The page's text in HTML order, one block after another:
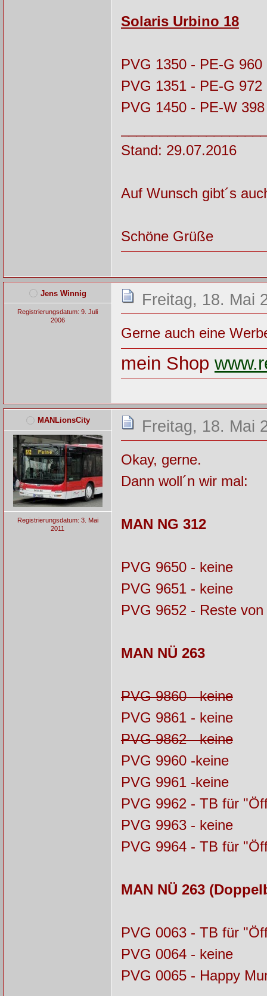
Solaris Urbino 18
PVG 1350 - PE-G 960
PVG 1351 - PE-G 972
PVG 1450 - PE-W 398
Stand: 29.07.2016
Auf Wunsch gibt´s
Schöne Grüße
Jens Winnig
Registrierungsdatum: 9. Juli
2006
Freitag, 18. Mai
Gerne auch eine
mein Shop
MANLionsCity
Registrierungsdatum: 3. Mai
2011
Freitag, 18. Mai
Okay, gerne.
Dann woll´n wir mal:
MAN NG 312
PVG 9650 - keine
PVG 9651 - keine
PVG 9652 - Reste
MAN NÜ 263
PVG 9860 - keine
PVG 9861 - keine
PVG 9862 - keine
PVG 9960 -keine
PVG 9961 -keine
PVG 9962 - TB für
PVG 9963 - keine
PVG 9964 - TB für
MAN NÜ 263
PVG 0063 - TB für
PVG 0064 - keine
PVG 0065 - Happy